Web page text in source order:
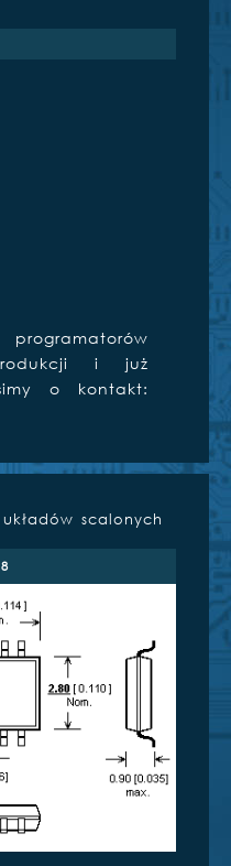
i już
o kontakt:
scalonych